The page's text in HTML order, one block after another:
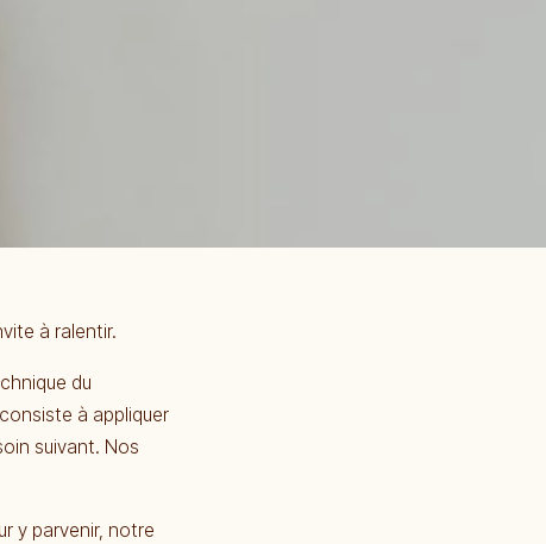
à ralentir.
du
à appliquer
suivant. Nos
y parvenir, notre